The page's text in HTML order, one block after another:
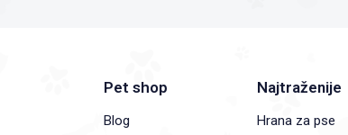
Pet shop
Blog
Najtraženije
Hrana za pse